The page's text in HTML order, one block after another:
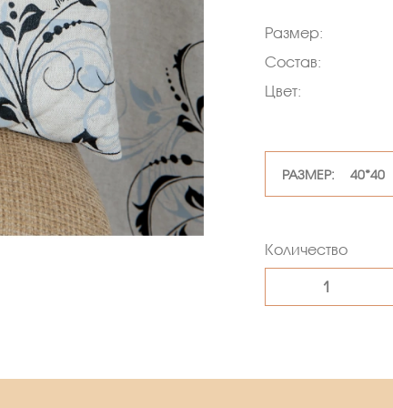
Размер:
Состав:
Цвет:
РАЗМЕР: 40*40
Количество